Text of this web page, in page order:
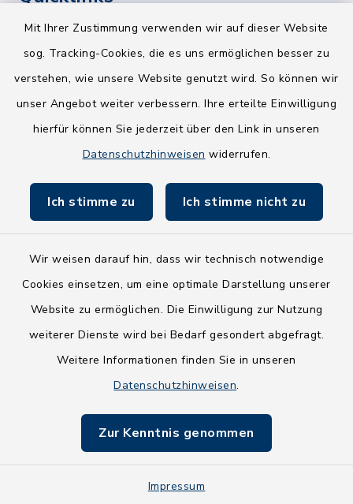
Mit Ihrer Zustimmung verwenden wir auf dieser Website
sog. Tracking-Cookies, die es uns ermöglichen besser zu
verstehen, wie unsere Website genutzt wird. So können wir
unser Angebot weiter verbessern. Ihre erteilte Einwilligung
hierfür können Sie jederzeit über den Link in unseren
Datenschutzhinweisen widerrufen.
Ich stimme zu Ich stimme nicht zu
Wir weisen darauf hin, dass wir technisch notwendige
Cookies einsetzen, um eine optimale Darstellung unserer
Website zu ermöglichen. Die Einwilligung zur Nutzung
weiterer Dienste wird bei Bedarf gesondert abgefragt.
Weitere Informationen finden Sie in unseren
Datenschutzhinweisen.
Zur Kenntnis genommen
Impressum
Kreis Segeberg
NEU! Amtsbroschüre 2026
Holsteiner Auenland
Fundbüro
Barrierefreiheit
Impressum
Sitemap